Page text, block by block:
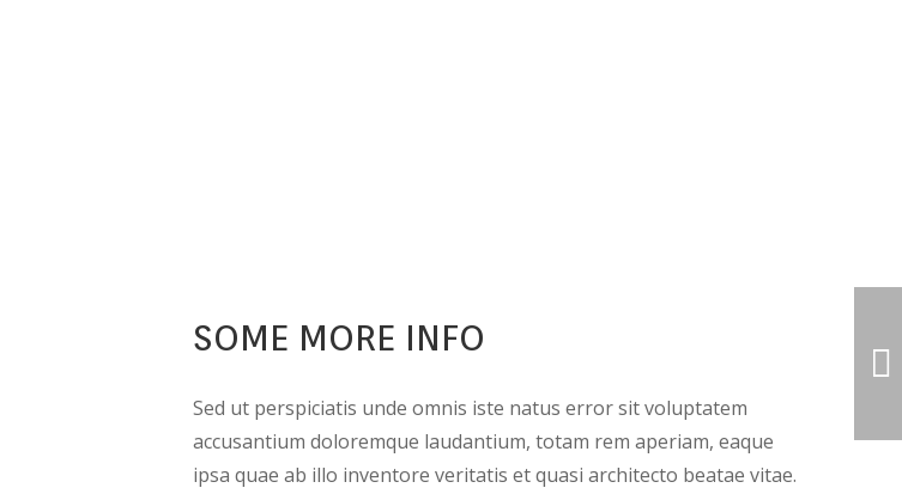
SOME MORE INFO
Sed ut perspiciatis unde omnis iste natus error sit voluptatem
accusantium doloremque laudantium, totam rem aperiam, eaque
ipsa quae ab illo inventore veritatis et quasi architecto beatae vitae.